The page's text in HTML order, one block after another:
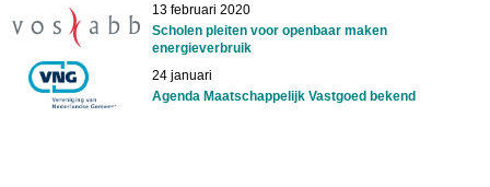
13 februari 2020
Scholen pleiten voor openbaar maken
energieverbruik
24 januari
Agenda Maatschappelijk Vastgoed bekend